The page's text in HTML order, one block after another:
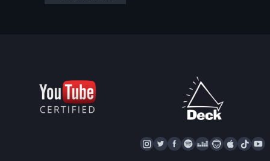
I
N
T
W
F
A
S
P
D
E
N
A
A
P
T